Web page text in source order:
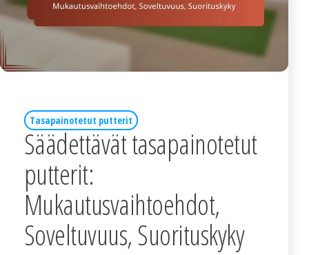
Tasapainotetut putterit
Säädettävät tasapainotetut
putterit:
Mukautusvaihtoehdot,
Soveltuvuus, Suorituskyky